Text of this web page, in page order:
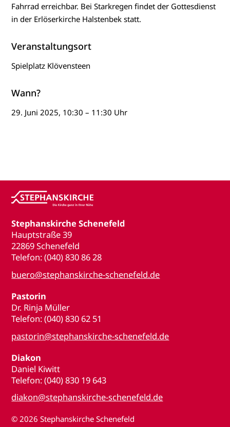
Fahrrad erreichbar. Bei Starkregen findet der Gottesdienst
in der Erlöserkirche Halstenbek statt.
Veranstaltungsort
Spielplatz Klövensteen
Wann?
29. Juni 2025, 10:30 – 11:30 Uhr
Stephanskirche Schenefeld
Hauptstraße 39
22869 Schenefeld
Telefon: (040) 830 86 28
buero@stephanskirche-schenefeld.de
Pastorin
Dr. Rinja Müller
Telefon: (040) 830 62 51
pastorin@stephanskirche-schenefeld.de
Diakon
Daniel Kiwitt
Telefon: (040) 830 19 643
diakon@stephanskirche-schenefeld.de
© 2026 Stephanskirche Schenefeld